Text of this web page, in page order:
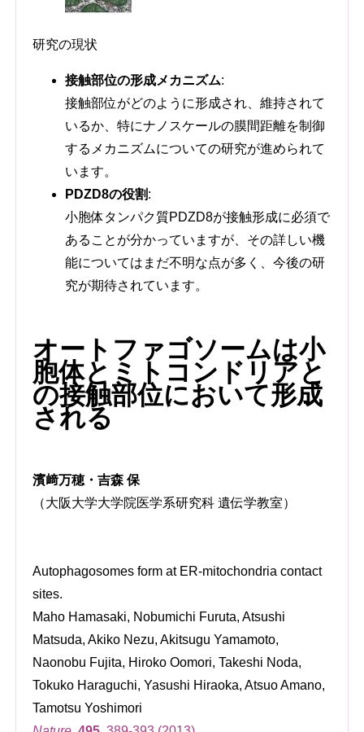
研究の現状
接触部位の形成メカニズム:
接触部位がどのように形成され、維持されて
いるか、特にナノスケールの膜間距離を制御
するメカニズムについての研究が進められて
います。
PDZD8の役割:
小胞体タンパク質PDZD8が接触形成に必須で
あることが分かっていますが、その詳しい機
能についてはまだ不明な点が多く、今後の研
究が期待されています。
オートファゴソームは小
胞体とミトコンドリアと
の接触部位において形成
される
濱﨑万穂・吉森 保
（大阪大学大学院医学系研究科 遺伝学教室）
Autophagosomes form at ER-mitochondria contact
sites.
Maho Hamasaki, Nobumichi Furuta, Atsushi
Matsuda, Akiko Nezu, Akitsugu Yamamoto,
Naonobu Fujita, Hiroko Oomori, Takeshi Noda,
Tokuko Haraguchi, Yasushi Hiraoka, Atsuo Amano,
Tamotsu Yoshimori